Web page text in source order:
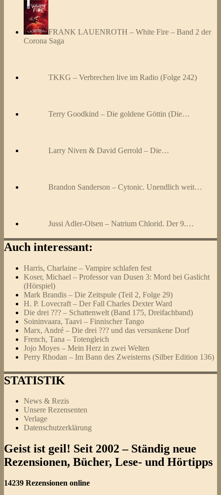
FRANK LAUENROTH – White Fire – Band 2 der
Corona Saga
TKKG – Verbrechen live im Radio (Folge 242)
Terry Goodkind – Die goldene Göttin (Die…
Larry Niven & David Gerrold – Die…
Brandon Sanderson – Cytonic. Unendlich weit…
Jussi Adler-Olsen – Natrium Chlorid. Der 9.…
Auch interessant:
Harris, Charlaine – Vampire schlafen fest
Koser, Michael – Professor van Dusen 3: Mord bei Gaslicht
(Hörspiel)
Mark Brandis – Die Zeitspule (Teil 2, Folge 29)
H. P. Lovecraft – Der Fall Charles Dexter Ward
Die drei ??? – Schattenwelt (Band 175, Dreifachband)
Soininvaara, Taavi – Finnischer Tango
Marx, André – Die drei ??? und das versunkene Dorf
French, Tana – Totengleich
Jojo Moyes – Mein Herz in zwei Welten
Perry Rhodan – Im Bann des Zweisterns (Silber Edition 136)
STATISTIK
News & Rezis
Unsere Rezensenten
Verlage
Datenschutzerklärung
Geist ist geil! Seit 2002 – Ständig neue
Rezensionen, Bücher, Lese- und Hörtipps
14239 Rezensionen online